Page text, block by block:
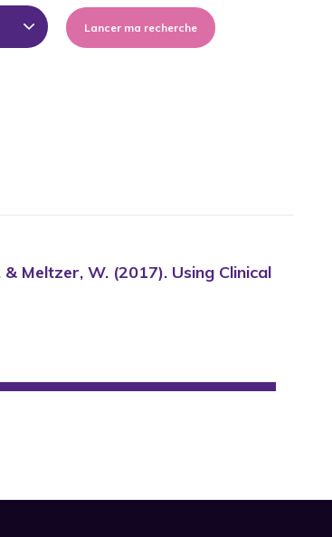
Lancer ma recherche
& Meltzer, W. (2017). Using Clinical